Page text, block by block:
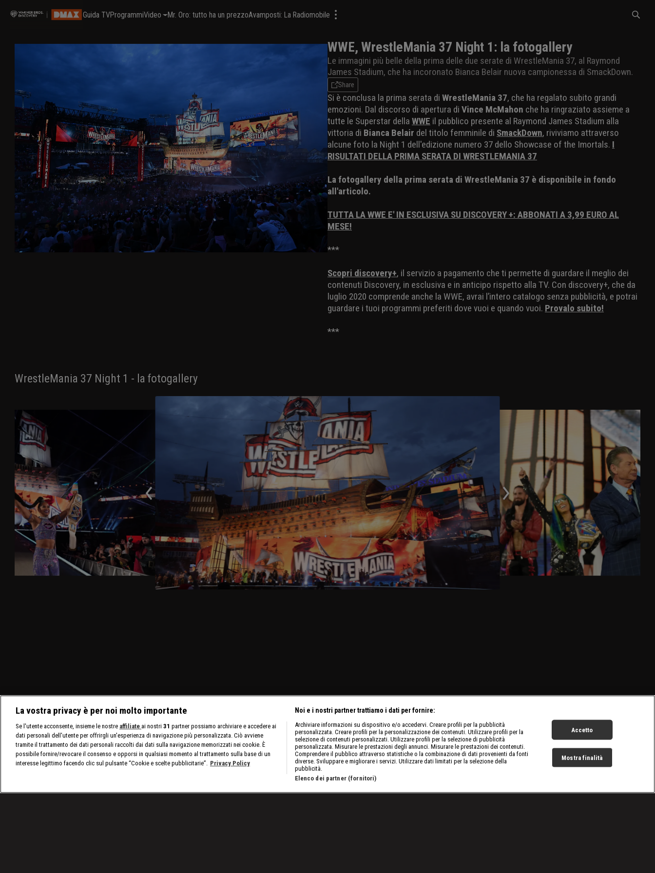
Guida TVProgrammiVideo Mr. Oro: tutto ha un prezzoAvamposti: La Radiomobile
WWE, WrestleMania 37 Night 1: la fotogallery
Le immagini più belle della prima delle due serate di WrestleMania 37, al Raymond
James Stadium, che ha incoronato Bianca Belair nuova campionessa di SmackDown.
Share
Si è conclusa la prima serata di WrestleMania 37, che ha regalato subito grandi
emozioni. Dal discorso di apertura di Vince McMahon che ha ringraziato assieme a
tutte le Superstar della WWE il pubblico presente al Raymond James Stadium alla
vittoria di Bianca Belair del titolo femminile di SmackDown, riviviamo attraverso
alcune foto la Night 1 dell'edizione numero 37 dello Showcase of the Imortals. I
RISULTATI DELLA PRIMA SERATA DI WRESTLEMANIA 37
La fotogallery della prima serata di WrestleMania 37 è disponibile in fondo
all'articolo.
TUTTA LA WWE E' IN ESCLUSIVA SU DISCOVERY +: ABBONATI A 3,99 EURO AL
MESE!
***
Scopri discovery+, il servizio a pagamento che ti permette di guardare il meglio dei
contenuti Discovery, in esclusiva e in anticipo rispetto alla TV. Con discovery+, che da
luglio 2020 comprende anche la WWE, avrai l’intero catalogo senza pubblicità, e potrai
guardare i tuoi programmi preferiti dove vuoi e quando vuoi. Provalo subito!
***
WrestleMania 37 Night 1 - la fotogallery
La vostra privacy è per noi molto importante
Se l'utente acconsente, insieme le nostre affiliate ai nostri 31 partner possiamo archiviare e accedere ai
dati personali dell'utente per offrirgli un'esperienza di navigazione più personalizzata. Ciò avviene
tramite il trattamento dei dati personali raccolti dai dati sulla navigazione memorizzati nei cookie. È
possibile fornire/revocare il consenso e opporsi in qualsiasi momento al trattamento sulla base di un
interesse legittimo facendo clic sul pulsante “Cookie e scelte pubblicitarie”. Privacy Policy
Noi e i nostri partner trattiamo i dati per fornire:
Archiviare informazioni su dispositivo e/o accedervi. Creare profili per la pubblicità
personalizzata. Creare profili per la personalizzazione dei contenuti. Utilizzare profili per la
selezione di contenuti personalizzati. Utilizzare profili per la selezione di pubblicità
personalizzata. Misurare le prestazioni degli annunci. Misurare le prestazioni dei contenuti.
Comprendere il pubblico attraverso statistiche o la combinazione di dati provenienti da fonti
diverse. Sviluppare e migliorare i servizi. Utilizzare dati limitati per la selezione della
pubblicità.
Elenco dei partner (fornitori)
Accetto
Mostra finalità